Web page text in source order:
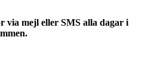
via mejl eller SMS alla dagar i